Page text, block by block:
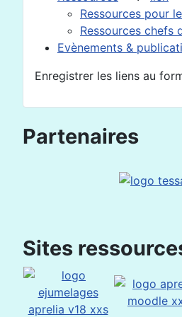
Ressources pour
Ressources chefs
Evènements &
Enregistrer les liens au
Partenaires
Sites